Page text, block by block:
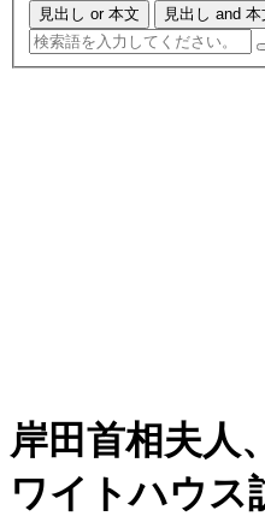
見出し or 本文 見出し and 本
岸田首相夫人
ワイトハウス